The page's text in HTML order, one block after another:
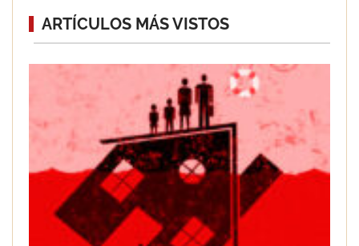
Eagle Waterproofing recomienda
revisar la impermeabilización de las
viviendas antes de las vacaciones
Servimudanzas supera las 3.000
reseñas con 4,8 estrellas en mudanzas
en Barcelona
ARTÍCULOS MÁS VISTOS